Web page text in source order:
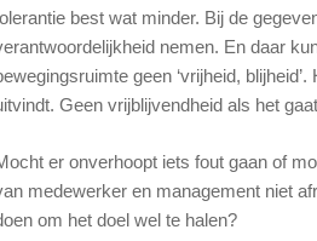
best wat minder. Bij de
nemen. En daar
geen ‘vrijheid,
Geen vrijblijvendheid als het
er onverhoopt iets fout gaan of
medewerker en management niet
om het doel wel te halen?